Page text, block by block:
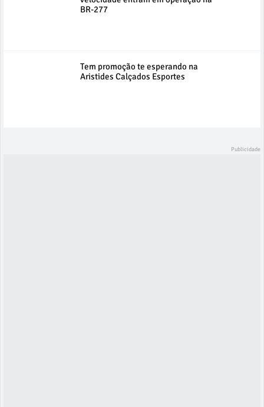
BR-277
Tem promoção te esperando na
Aristides Calçados Esportes